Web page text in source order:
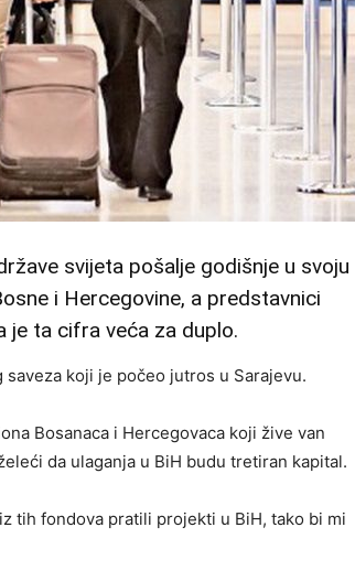
svijeta pošalje godišnje u svoju
i Hercegovine, a predstavnici
je ta cifra veća za duplo.
koji je počeo jutros u Sarajevu.
Bosanaca i Hercegovaca koji žive van
da ulaganja u BiH budu tretiran kapital.
tih fondova pratili projekti u BiH, tako bi mi